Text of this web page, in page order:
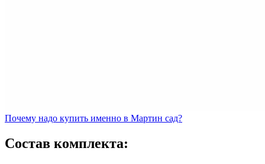
Почему надо купить именно в Мартин сад?
Состав комплекта: